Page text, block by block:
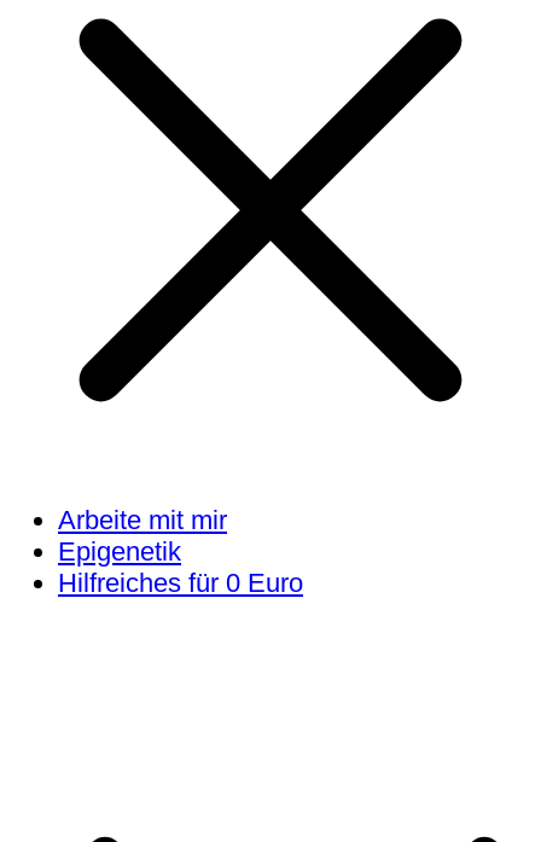
Arbeite mit mir
Epigenetik
Hilfreiches für 0 Euro